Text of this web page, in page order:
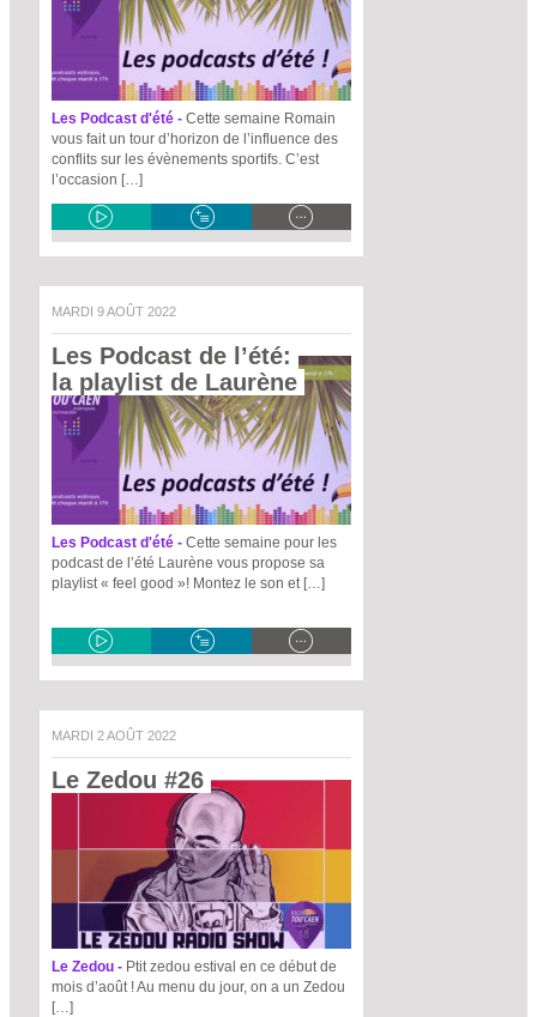
Les Podcast d'été - Cette semaine Romain
vous fait un tour d’horizon de l’influence des
conflits sur les évènements sportifs. C’est
l’occasion […]
MARDI 9 AOÛT 2022
Les Podcast de l’été:
la playlist de Laurène
Les Podcast d'été - Cette semaine pour les
podcast de l’été Laurène vous propose sa
playlist « feel good »! Montez le son et […]
MARDI 2 AOÛT 2022
Le Zedou #26
Le Zedou - Ptit zedou estival en ce début de
mois d’août ! Au menu du jour, on a un Zedou
[…]